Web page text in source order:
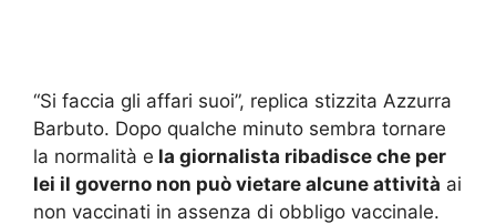
“Si faccia gli affari suoi”, replica stizzita Azzurra
Barbuto. Dopo qualche minuto sembra tornare
la normalità e la giornalista ribadisce che per
lei il governo non può vietare alcune attività ai
non vaccinati in assenza di obbligo vaccinale.